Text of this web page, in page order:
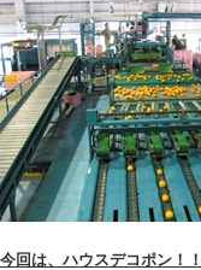
今回は、ハウスデコポン！！